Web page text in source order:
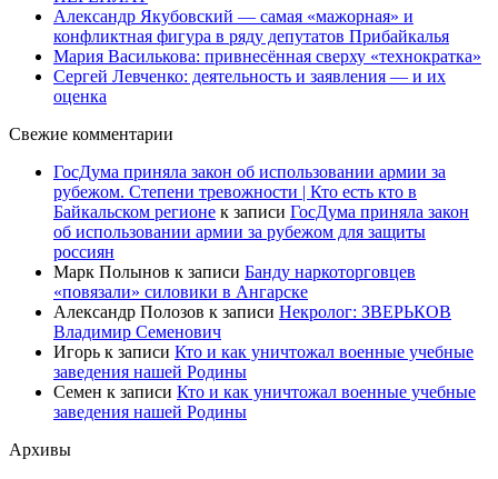
Александр Якубовский — самая «мажорная» и
конфликтная фигура в ряду депутатов Прибайкалья
Мария Василькова: привнесённая сверху «технократка»
Сергей Левченко: деятельность и заявления — и их
оценка
Свежие комментарии
ГосДума приняла закон об использовании армии за
рубежом. Степени тревожности | Кто есть кто в
Байкальском регионе к записи ГосДума приняла закон
об использовании армии за рубежом для защиты
россиян
Марк Полынов к записи Банду наркоторговцев
«повязали» силовики в Ангарске
Александр Полозов к записи Некролог: ЗВЕРЬКОВ
Владимир Семенович
Игорь к записи Кто и как уничтожал военные учебные
заведения нашей Родины
Семен к записи Кто и как уничтожал военные учебные
заведения нашей Родины
Архивы